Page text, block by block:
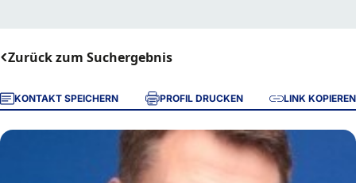
Zurück zum Suchergebnis
KONTAKT SPEICHERN PROFIL DRUCKEN LINK KOPIEREN